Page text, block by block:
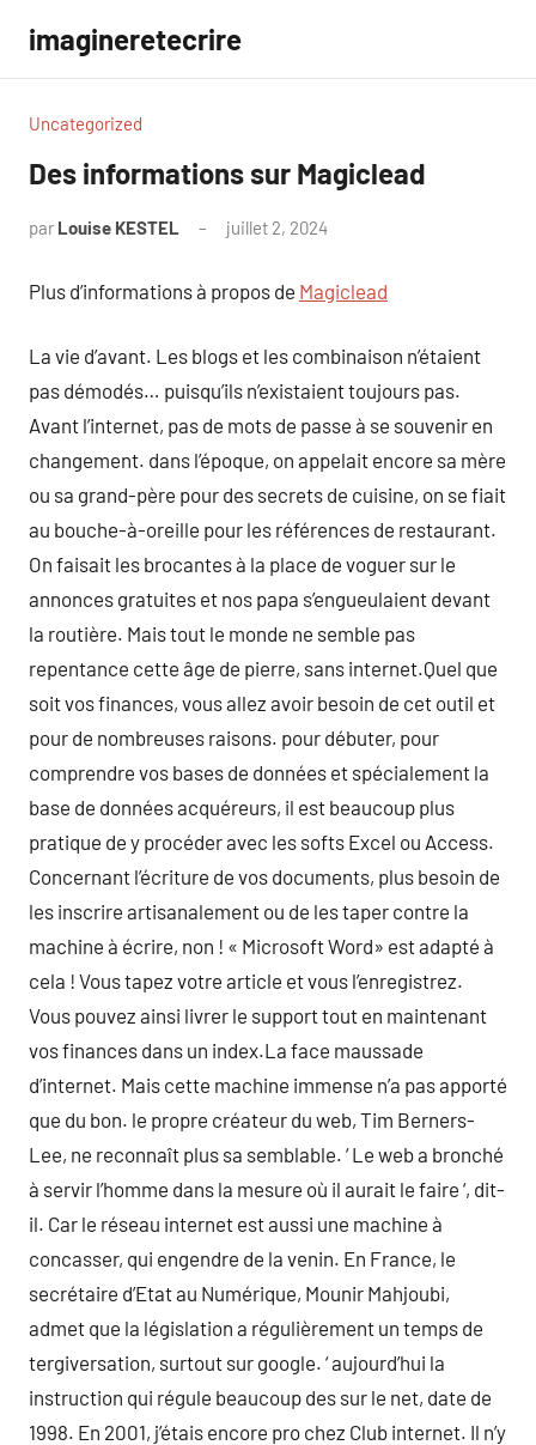
contenu
imagineretecrire
Uncategorized
Des informations sur Magiclead
par Louise KESTEL juillet 2, 2024
Plus d’informations à propos de Magiclead
La vie d’avant. Les blogs et les combinaison n’étaient
pas démodés… puisqu’ils n’existaient toujours pas.
Avant l’internet, pas de mots de passe à se souvenir en
changement. dans l’époque, on appelait encore sa mère
ou sa grand-père pour des secrets de cuisine, on se fiait
au bouche-à-oreille pour les références de restaurant.
On faisait les brocantes à la place de voguer sur le
annonces gratuites et nos papa s’engueulaient devant
la routière. Mais tout le monde ne semble pas
repentance cette âge de pierre, sans internet.Quel que
soit vos finances, vous allez avoir besoin de cet outil et
pour de nombreuses raisons. pour débuter, pour
comprendre vos bases de données et spécialement la
base de données acquéreurs, il est beaucoup plus
pratique de y procéder avec les softs Excel ou Access.
Concernant l’écriture de vos documents, plus besoin de
les inscrire artisanalement ou de les taper contre la
machine à écrire, non ! « Microsoft Word» est adapté à
cela ! Vous tapez votre article et vous l’enregistrez.
Vous pouvez ainsi livrer le support tout en maintenant
vos finances dans un index.La face maussade
d’internet. Mais cette machine immense n’a pas apporté
que du bon. le propre créateur du web, Tim Berners-
Lee, ne reconnaît plus sa semblable. ‘ Le web a bronché
à servir l’homme dans la mesure où il aurait le faire ‘, dit-
il. Car le réseau internet est aussi une machine à
concasser, qui engendre de la venin. En France, le
secrétaire d’Etat au Numérique, Mounir Mahjoubi,
admet que la législation a régulièrement un temps de
tergiversation, surtout sur google. ‘ aujourd’hui la
instruction qui régule beaucoup des sur le net, date de
1998. En 2001, j’étais encore pro chez Club internet. Il n’y